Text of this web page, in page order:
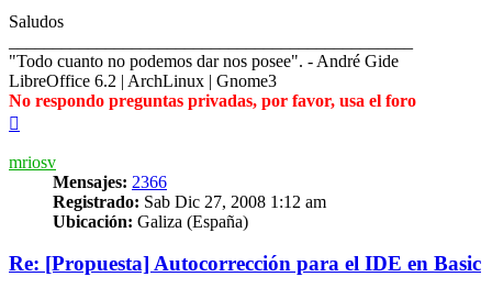
Saludos
"Todo cuanto no podemos dar nos posee". - André Gide
LibreOffice 6.2 | ArchLinux | Gnome3
No respondo preguntas privadas, por favor, usa el foro
mriosv
Mensajes: 2366
Registrado: Sab Dic 27, 2008 1:12 am
Ubicación: Galiza (España)
Re: [Propuesta] Autocorrección para el IDE en Basic